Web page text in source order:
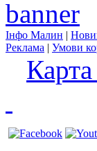
Інфо Малин |
Реклама | Умови